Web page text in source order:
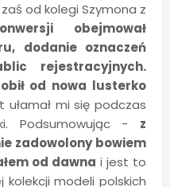
od kolegi Szymona z
obejmował
dodanie oznaczeń
rejestracyjnych.
od nowa lusterko
mi się podczas
Podsumowując - z
zadowolony bowiem
od dawna i jest to
modeli polskich